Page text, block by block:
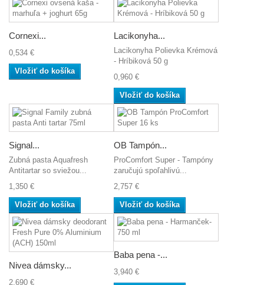
Cornexi...
0,534 €
Vložiť do košíka
Lacikonyha...
Lacikonyha Polievka Krémová
- Hríbiková 50 g
0,960 €
Vložiť do košíka
Signal...
Zubná pasta Aquafresh
Antitartar so sviežou...
1,350 €
Vložiť do košíka
OB Tampón...
ProComfort Super - Tampóny
zaručujú spoľahlivú...
2,757 €
Vložiť do košíka
Nivea dámsky...
2,690 €
Baba pena -...
3,940 €